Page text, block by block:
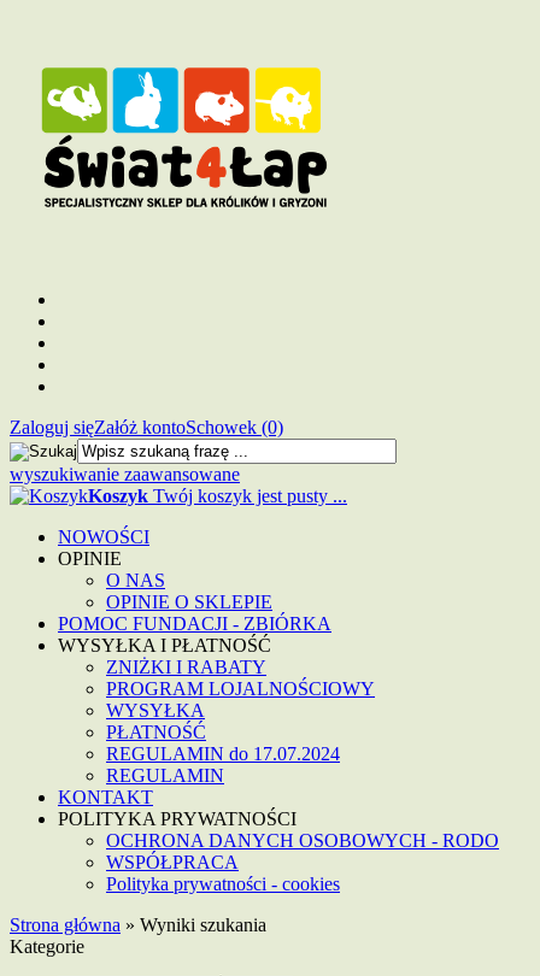
Zaloguj sięZałóż kontoSchowek (0)
wyszukiwanie zaawansowane
Koszyk Twój koszyk jest pusty ...
NOWOŚCI
OPINIE
O NAS
OPINIE O SKLEPIE
POMOC FUNDACJI - ZBIÓRKA
WYSYŁKA I PŁATNOŚĆ
ZNIŻKI I RABATY
PROGRAM LOJALNOŚCIOWY
WYSYŁKA
PŁATNOŚĆ
REGULAMIN do 17.07.2024
REGULAMIN
KONTAKT
POLITYKA PRYWATNOŚCI
OCHRONA DANYCH OSOBOWYCH - RODO
WSPÓŁPRACA
Polityka prywatności - cookies
Strona główna » Wyniki szukania
Kategorie